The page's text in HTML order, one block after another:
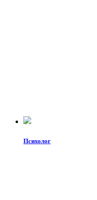
Психолог